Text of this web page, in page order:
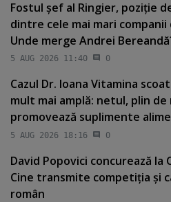
Fostul şef al Ringier, poziţie
dintre cele mai mari companii
Unde merge Andrei
5 AUG 2026 11:40 0
Cazul Dr. Ioana Vitamina
mult mai amplă: netul, plin
promovează suplimente
5 AUG 2026 18:16 0
David Popovici concurează la
Cine transmite competiţia şi
român